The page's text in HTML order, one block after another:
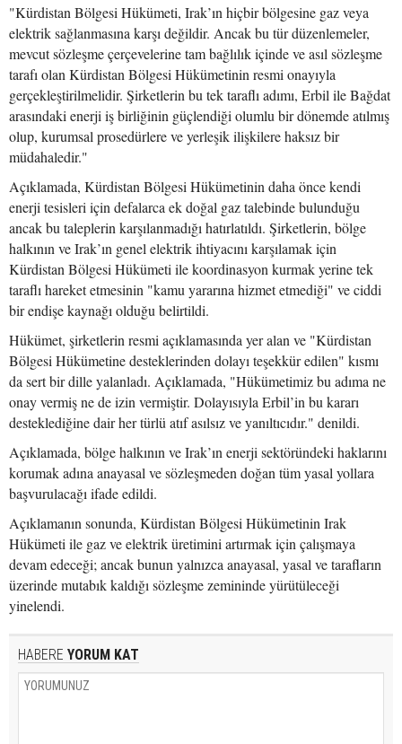
"Kürdistan Bölgesi Hükümeti, Irak’ın hiçbir bölgesine gaz veya
elektrik sağlanmasına karşı değildir. Ancak bu tür düzenlemeler,
mevcut sözleşme çerçevelerine tam bağlılık içinde ve asıl sözleşme
tarafı olan Kürdistan Bölgesi Hükümetinin resmi onayıyla
gerçekleştirilmelidir. Şirketlerin bu tek taraflı adımı, Erbil ile Bağdat
arasındaki enerji iş birliğinin güçlendiği olumlu bir dönemde atılmış
olup, kurumsal prosedürlere ve yerleşik ilişkilere haksız bir
müdahaledir."
Açıklamada, Kürdistan Bölgesi Hükümetinin daha önce kendi
enerji tesisleri için defalarca ek doğal gaz talebinde bulunduğu
ancak bu taleplerin karşılanmadığı hatırlatıldı. Şirketlerin, bölge
halkının ve Irak’ın genel elektrik ihtiyacını karşılamak için
Kürdistan Bölgesi Hükümeti ile koordinasyon kurmak yerine tek
taraflı hareket etmesinin "kamu yararına hizmet etmediği" ve ciddi
bir endişe kaynağı olduğu belirtildi.
Hükümet, şirketlerin resmi açıklamasında yer alan ve "Kürdistan
Bölgesi Hükümetine desteklerinden dolayı teşekkür edilen" kısmı
da sert bir dille yalanladı. Açıklamada, "Hükümetimiz bu adıma ne
onay vermiş ne de izin vermiştir. Dolayısıyla Erbil’in bu kararı
desteklediğine dair her türlü atıf asılsız ve yanıltıcıdır." denildi.
Açıklamada, bölge halkının ve Irak’ın enerji sektöründeki haklarını
korumak adına anayasal ve sözleşmeden doğan tüm yasal yollara
başvurulacağı ifade edildi.
Açıklamanın sonunda, Kürdistan Bölgesi Hükümetinin Irak
Hükümeti ile gaz ve elektrik üretimini artırmak için çalışmaya
devam edeceği; ancak bunun yalnızca anayasal, yasal ve tarafların
üzerinde mutabık kaldığı sözleşme zemininde yürütüleceği
yinelendi.
HABERE YORUM KAT